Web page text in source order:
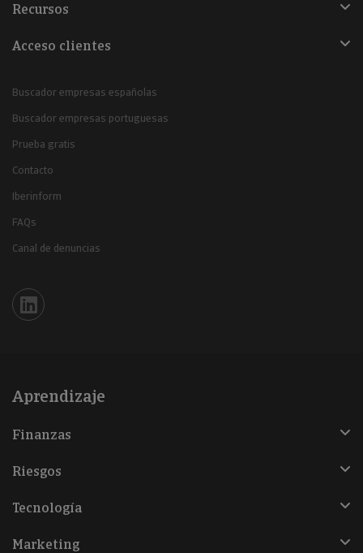
Recursos
Acceso clientes
Buscador empresas españolas
Buscador empresas portuguesas
Prueba gratis
Contacto
Iberinform
FAQs
Canal de denuncias
Iberinform en Linkedin
Aprendizaje
Finanzas
Riesgos
Tecnología
Marketing